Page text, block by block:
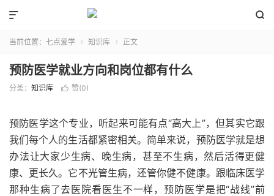


当前位置： 七点爱学  知识库  正文
预防医学就业方向和岗位都有什么
分类： 知识库  赞(0)
预防医学这个专业，听起来可能有点“高大上”，但其实它跟
我们每个人的生活都紧密相关。简单来说，预防医学就是想
办法让大家少生病、晚生病，甚至不生病，然后活得更健
康、更长久。它不光管生病，还管你健不健康。跟临床医学
那种生病了去医院看医生不一样，预防医学是把“战线”前